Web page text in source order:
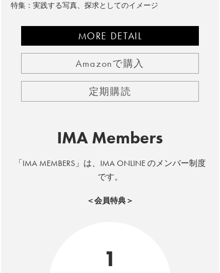
特集：実践する写真、探求としてのイメージ
MORE DETAIL
Amazonで購入
定期購読
IMA Members
「IMA MEMBERS」は、IMA ONLINE のメンバー制度
です。
＜会員特典＞
1